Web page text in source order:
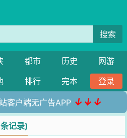
搜索
都市 历史
网游
排行 完本 登录
客户端无广告APP ↓↓↓
记录)